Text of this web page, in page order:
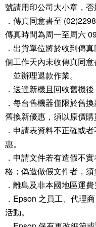
號請用印公司大小章，否
．傳真同意書至
傳真時間為周一至周六
．出貨單位將於收到傳
個工作天內未收傳真同
並辦理退款作業。
．送達新機且回收舊機後
．每台舊機器僅限於舊
舊換新優惠，須以原價購
．申請表資料不正確或
惠。
．申請文件若有造假不
格；偽造做假文件者，須
．離島及非本國地區運費
．Epson 之員工、代理
活動。